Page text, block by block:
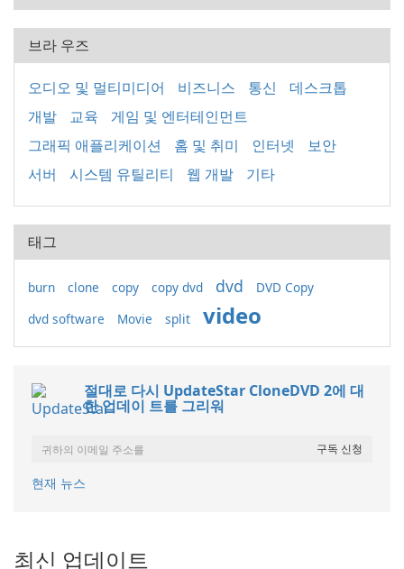
브라 우즈
오디오 및 멀티미디어 비즈니스 통신
데스크톱
개발
교육
게임 및 엔터테인먼트
그래픽 애플리케이션
홈 및 취미 인터넷
보안
서버
시스템 유틸리티 웹 개발 기타
태그
burn clone copy copy dvd dvd
DVD Copy
dvd software
Movie split video
절대로 다시 UpdateStar CloneDVD 2에 대
한 업데이 트를 그리워
현재 뉴스
최신 업데이트